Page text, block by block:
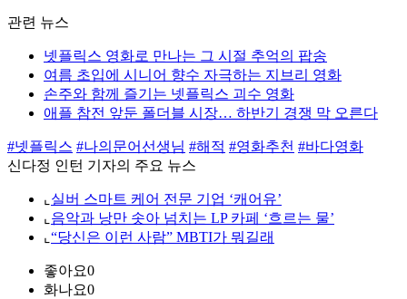
관련 뉴스
넷플릭스 영화로 만나는 그 시절 추억의 팝송
여름 초입에 시니어 향수 자극하는 지브리 영화
손주와 함께 즐기는 넷플릭스 괴수 영화
애플 참전 앞둔 폴더블 시장… 하반기 경쟁 막 오른다
#넷플릭스 #나의문어선생님 #해적 #영화추천 #바다영화
신다정 인턴 기자의 주요 뉴스
⌞ 실버 스마트 케어 전문 기업 ‘캐어유’
⌞ 음악과 낭만 솟아 넘치는 LP 카페 ‘흐르는 물’
⌞ “당신은 이런 사람” MBTI가 뭐길래
좋아요0
화나요0